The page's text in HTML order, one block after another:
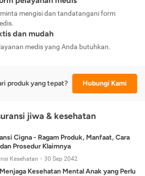
mengisi dan tandatangani form
dan mudah
medis yang Anda butuhkan.
produk yang tepat? Hubungi Kami
jiwa & kesehatan
Cigna - Ragam Produk, Manfaat, Cara
Prosedur Klaimnya
Kesehatan 30 Sep 2042
Kesehatan Mental Anak yang Perlu